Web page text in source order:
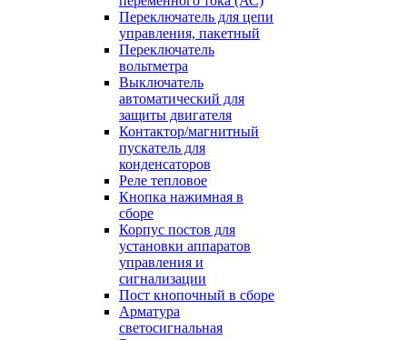
Переключатель для цепи
управления, пакетный
Переключатель
вольтметра
Выключатель
автоматический для
защиты двигателя
Контактор/магнитный
пускатель для
конденсаторов
Реле тепловое
Кнопка нажимная в
сборе
Корпус постов для
установки аппаратов
управления и
сигнализации
Пост кнопочный в сборе
Арматура
светосигнальная